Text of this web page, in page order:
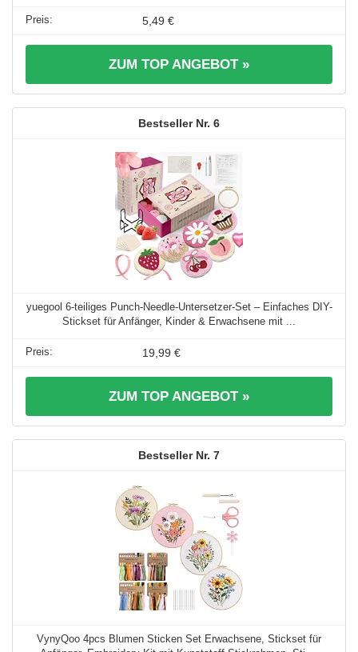
5,49 €
ZUM TOP ANGEBOT »
6
yuegool 6-teiliges Punch-Needle-Untersetzer-Set – Einfaches DIY-
Stickset für Anfänger, Kinder & Erwachsene mit ...
19,99 €
ZUM TOP ANGEBOT »
7
VynyQoo 4pcs Blumen Sticken Set Erwachsene, Stickset für